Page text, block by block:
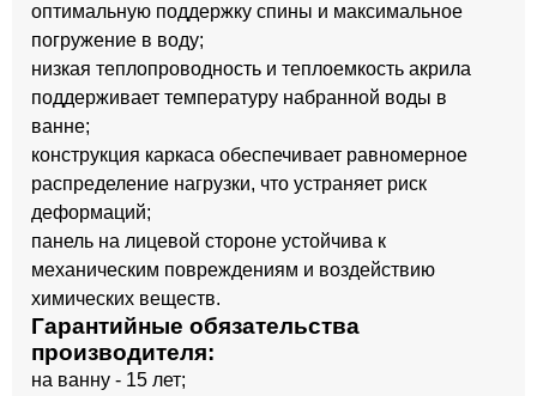
оптимальную поддержку спины и максимальное
погружение в воду;
низкая теплопроводность и теплоемкость акрила
поддерживает температуру набранной воды в
ванне;
конструкция каркаса обеспечивает равномерное
распределение нагрузки, что устраняет риск
деформаций;
панель на лицевой стороне устойчива к
механическим повреждениям и воздействию
химических веществ.
Гарантийные обязательства
производителя:
на ванну - 15 лет;